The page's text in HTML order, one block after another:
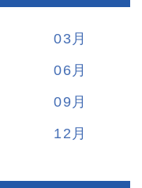
03
06
09
12